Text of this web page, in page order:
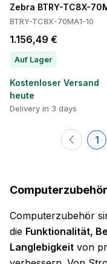
Zebra BTRY-TC8X-
BTRY-TC8X-70MA1-10
1.156,49 €
Auf Lager
Kostenloser Versand
heute
Delivery in 3 days
1
Computerzubehör
Computerzubehör
die Funktionalität,
Langlebigkeit von